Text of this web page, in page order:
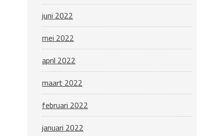
juni 2022
mei 2022
april 2022
maart 2022
februari 2022
januari 2022